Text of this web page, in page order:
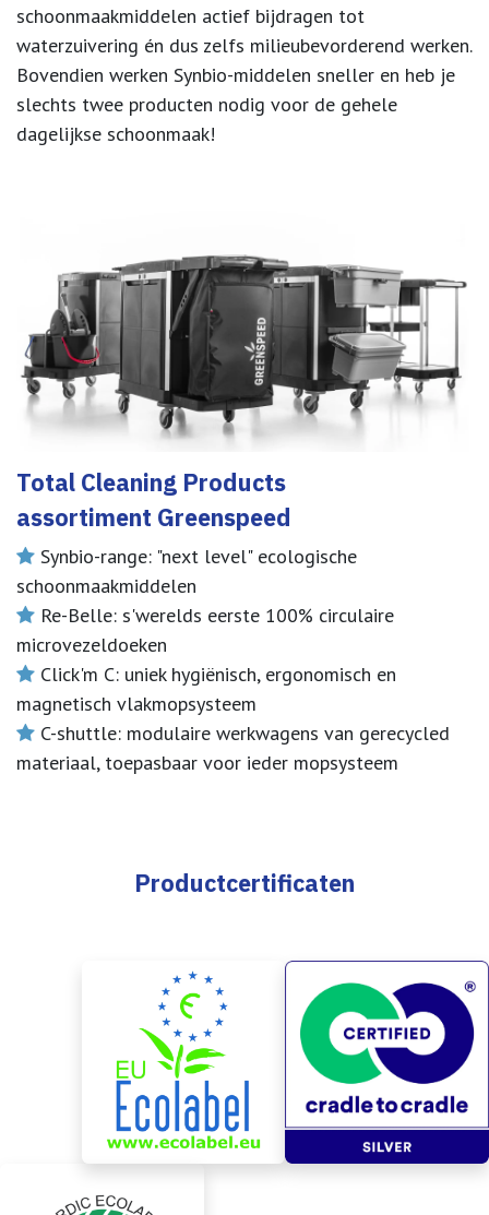
schoonmaakmiddelen actief bijdragen tot
waterzuivering én dus zelfs milieubevorderend werken.
Bovendien werken Synbio-middelen sneller en heb je
slechts twee producten nodig voor de gehele
dagelijkse schoonmaak!
Total Cleaning Products
assortiment Greenspeed
Synbio-range: "next level" ecologische
schoonmaakmiddelen
Re-Belle: s'werelds eerste 100% circulaire
microvezeldoeken
Click'm C: uniek hygiënisch, ergonomisch en
magnetisch vlakmopsysteem
C-shuttle: modulaire werkwagens van gerecycled
materiaal, toepasbaar voor ieder mopsysteem
Productcertificaten